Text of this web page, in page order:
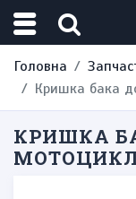
Головна
Кришка бака
КРИШКА